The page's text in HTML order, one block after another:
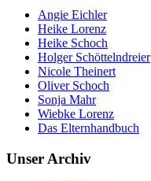
Angie Eichler
Heike Lorenz
Heike Schoch
Holger Schöttelndreier
Nicole Theinert
Oliver Schoch
Sonja Mahr
Wiebke Lorenz
Das Elternhandbuch
Unser Archiv